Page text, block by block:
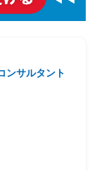
ンサルタント